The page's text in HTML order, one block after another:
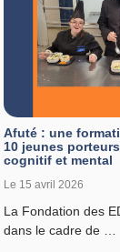
Afuté : une
10 jeunes
cognitif et mental
Le 15 avril 2026
La Fondation des
dans le cadre de …